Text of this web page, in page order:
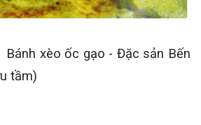
gạo - Đặc sản Bến
tầm)